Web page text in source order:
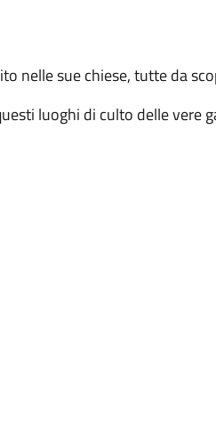
nelle sue chiese, tutte da
luoghi di culto delle vere